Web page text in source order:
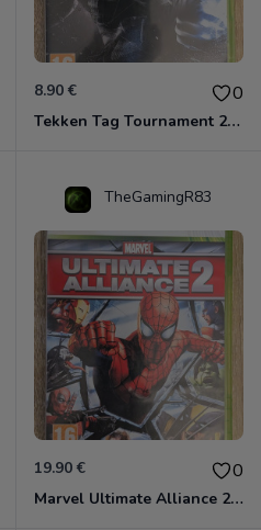
8.90 € 0
Tekken Tag Tournament 2 Xbox 360
TheGamingR83
19.90 € 0
Marvel Ultimate Alliance 2 Xbox 360